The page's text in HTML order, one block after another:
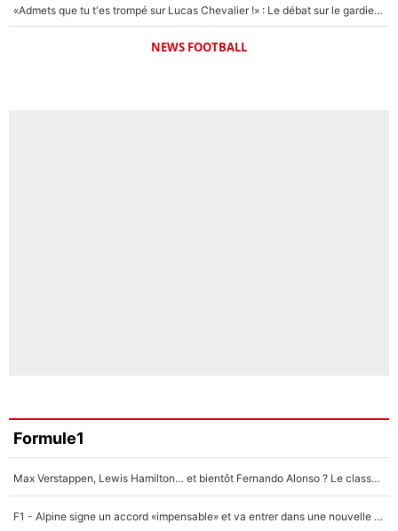
«Admets que tu t'es trompé sur Lucas Chevalier !» : Le débat sur le gardien du PSG vire au clash à l'After Foot
NEWS FOOTBALL
Formule1
Max Verstappen, Lewis Hamilton… et bientôt Fernando Alonso ? Le classement des pilotes les mieux payés en Formule 1 risque de changer !
F1 - Alpine signe un accord «impensable» et va entrer dans une nouvelle dimension : Grande nouvelle pour Pierre Gasly !